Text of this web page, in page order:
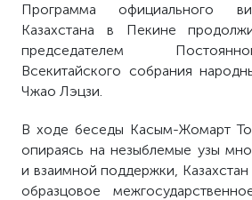
Программа официального
Казахстана в Пекине
председателем
Всекитайского собрания
Чжао Лэцзи.
В ходе беседы Касым-Жомарт
опираясь на незыблемые узы
и взаимной поддержки,
образцовое